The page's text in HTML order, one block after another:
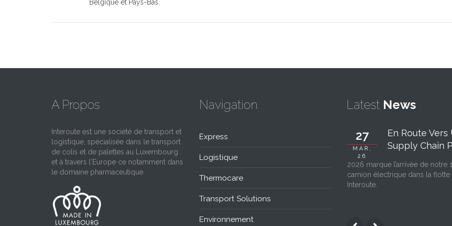
Belgique et Pays-Bas.
A Propos
Interoute est une société de transport et
logistique, spécialisée dans le transport
de colis et de palettes au Luxembourg
et à travers l'Europe ce notamment dans
le domaine pharmaceutique.
Navigation
Express
Logistique
Thermocare
Transport Solutions
Environnement
Latest News
27
MAR,
26
En Route Vers
Supply Chain
2026 marque l’arrivée de notre
camion électrique dans la flotte
Interoute.